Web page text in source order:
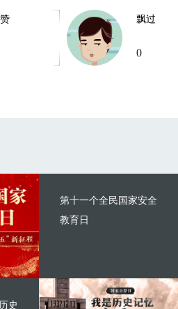
飘过
0
第十一个全民国家安全
教育日
史